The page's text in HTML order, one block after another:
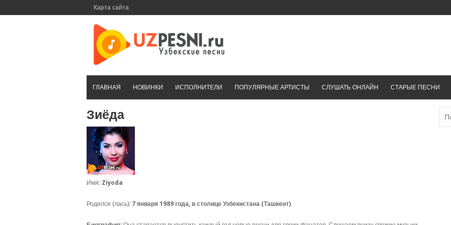
Карта сайта
ГЛАВНАЯ НОВИНКИ ИСПОЛНИТЕЛИ ПОПУЛЯРНЫЕ АРТИСТЫ СЛУШАТЬ ОНЛАЙН СТАРЫЕ ПЕСНИ
Зиёда
Имя: Ziyoda
Родился (лась): 7 января 1989 года, в столице Узбекистана (Ташкент)